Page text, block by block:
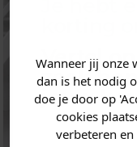
Wanneer jij onze
dan is het nodig
doe je door op
cookies
verbeteren
korting
Vertel
zoek
jouw